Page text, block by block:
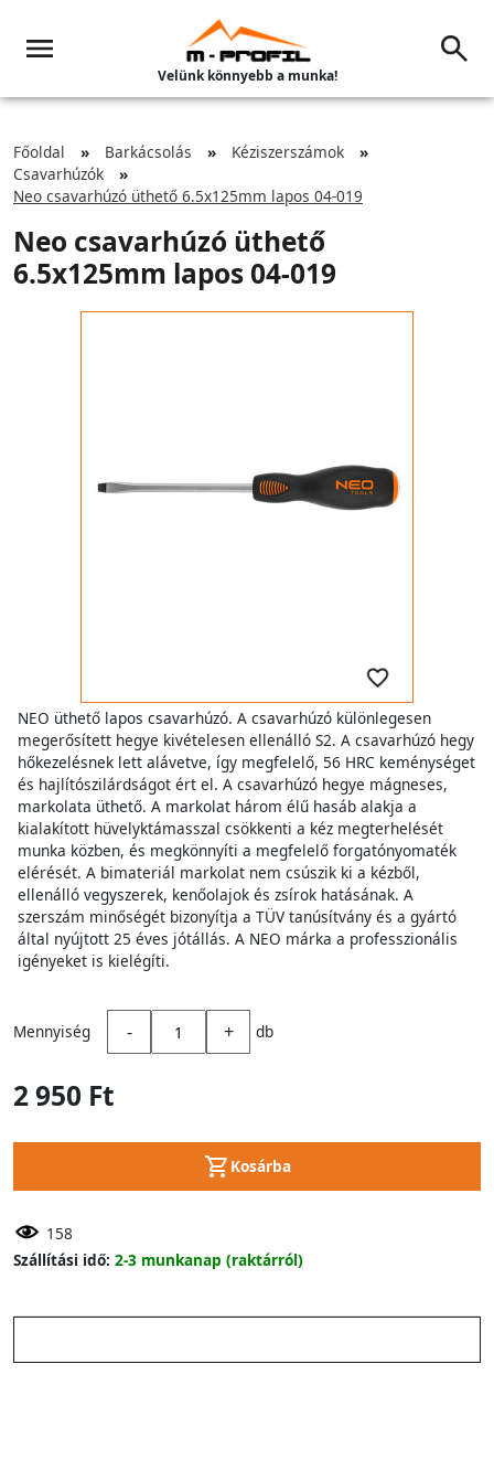
Velünk könnyebb a munka!
Főoldal Barkácsolás
Kéziszerszámok
Csavarhúzók
Neo csavarhúzó üthető 6.5x125mm lapos 04-019
Neo csavarhúzó üthető
6.5x125mm lapos 04-019
NEO üthető lapos csavarhúzó. A csavarhúzó különlegesen
megerősített hegye kivételesen ellenálló S2. A csavarhúzó hegy
hőkezelésnek lett alávetve, így megfelelő, 56 HRC keménységet
és hajlítószilárdságot ért el. A csavarhúzó hegye mágneses,
markolata üthető. A markolat három élű hasáb alakja a
kialakított hüvelyktámasszal csökkenti a kéz megterhelését
munka közben, és megkönnyíti a megfelelő forgatónyomaték
elérését. A bimateriál markolat nem csúszik ki a kézből,
ellenálló vegyszerek, kenőolajok és zsírok hatásának. A
szerszám minőségét bizonyítja a TÜV tanúsítvány és a gyártó
által nyújtott 25 éves jótállás. A NEO márka a professzionális
igényeket is kielégíti.
Mennyiség - + db
2 950 Ft
Kosárba
158
Szállítási idő: 2-3 munkanap (raktárról)